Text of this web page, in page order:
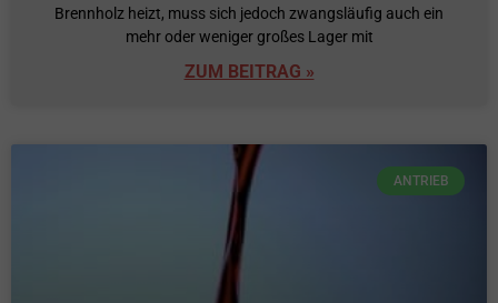
Brennholz heizt, muss sich jedoch zwangsläufig auch ein
mehr oder weniger großes Lager mit
ZUM BEITRAG »
ANTRIEB